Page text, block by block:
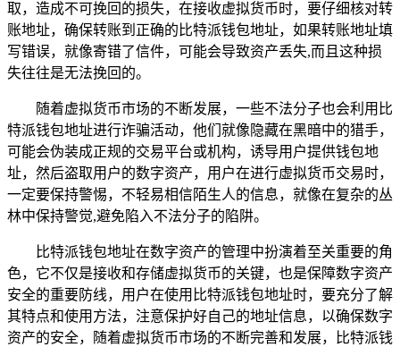
取，造成不可挽回的损失，在接收虚拟货币时，要仔细核对转
账地址，确保转账到正确的比特派钱包地址，如果转账地址填
写错误，就像寄错了信件，可能会导致资产丢失,而且这种损
失往往是无法挽回的。
随着虚拟货币市场的不断发展，一些不法分子也会利用比
特派钱包地址进行诈骗活动，他们就像隐藏在黑暗中的猎手，
可能会伪装成正规的交易平台或机构，诱导用户提供钱包地
址，然后盗取用户的数字资产，用户在进行虚拟货币交易时，
一定要保持警惕，不轻易相信陌生人的信息，就像在复杂的丛
林中保持警觉,避免陷入不法分子的陷阱。
比特派钱包地址在数字资产的管理中扮演着至关重要的角
色，它不仅是接收和存储虚拟货币的关键，也是保障数字资产
安全的重要防线，用户在使用比特派钱包地址时，要充分了解
其特点和使用方法，注意保护好自己的地址信息，以确保数字
资产的安全，随着虚拟货币市场的不断完善和发展，比特派钱